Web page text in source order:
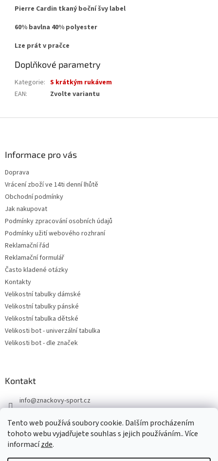
Tento web používá soubory cookie. Dalším procházením
tohoto webu vyjadřujete souhlas s jejich používáním.. Více
informacízde.
Pierre Cardin tkaný boční švy label
60% bavlna 40% polyester
Lze prát v pračce
Doplňkové parametry
Kategorie: S krátkým rukávem
EAN: Zvolte variantu
Informace pro vás
Doprava
Vrácení zboží ve 14ti denní lhůtě
Obchodní podmínky
Jak nakupovat
Podmínky zpracování osobních údajů
Podmínky užití webového rozhraní
Reklamační řád
Reklamační formulář
Často kladené otázky
Kontakty
Velikostní tabulky dámské
Velikostní tabulky pánské
Velikostní tabulka dětské
Velikosti bot - univerzální tabulka
Velikosti bot - dle značek
Kontakt
info@znackovy-sport.cz